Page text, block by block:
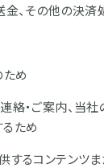
、その他の決済
め
・ご案内、当
ため
るコンテンツ